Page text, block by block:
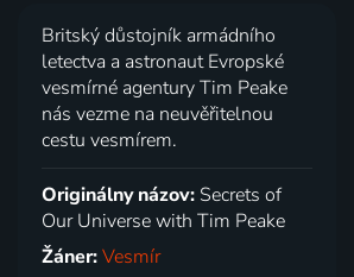
Britský důstojník armádního
letectva a astronaut Evropské
vesmírné agentury Tim Peake
nás vezme na neuvěřitelnou
cestu vesmírem.
Originálny názov: Secrets of
Our Universe with Tim Peake
Žáner:Vesmír